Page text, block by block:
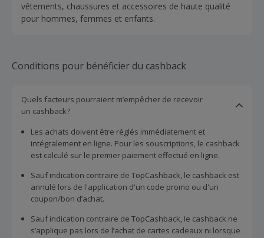
vêtements, chaussures et accessoires de haute qualité
pour hommes, femmes et enfants.
Conditions pour bénéficier du cashback
Quels facteurs pourraient m’empêcher de recevoir
un cashback?
Les achats doivent être réglés immédiatement et
intégralement en ligne. Pour les souscriptions, le cashback
est calculé sur le premier paiement effectué en ligne.
Sauf indication contraire de TopCashback, le cashback est
annulé lors de l'application d'un code promo ou d'un
coupon/bon d’achat.
Sauf indication contraire de TopCashback, le cashback ne
s’applique pas lors de l’achat de cartes cadeaux ni lorsque